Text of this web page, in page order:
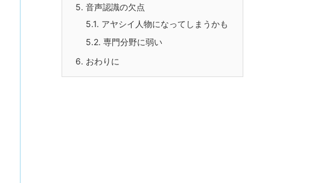
5. 音声認識の欠点
5.1. アヤシイ人物になってしまうかも
5.2. 専門分野に弱い
6. おわりに